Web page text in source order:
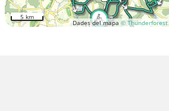
Dades del mapa © Thunderforest
5 km